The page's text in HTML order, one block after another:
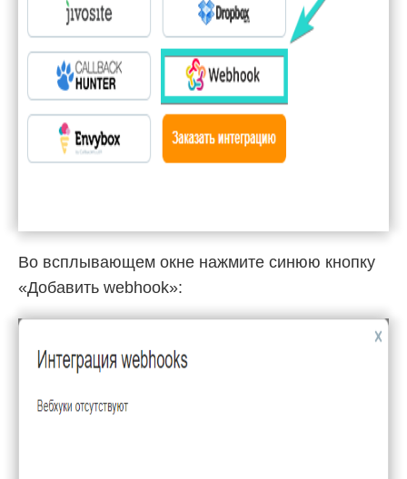
Во всплывающем окне нажмите синюю кнопку
«Добавить webhook»: